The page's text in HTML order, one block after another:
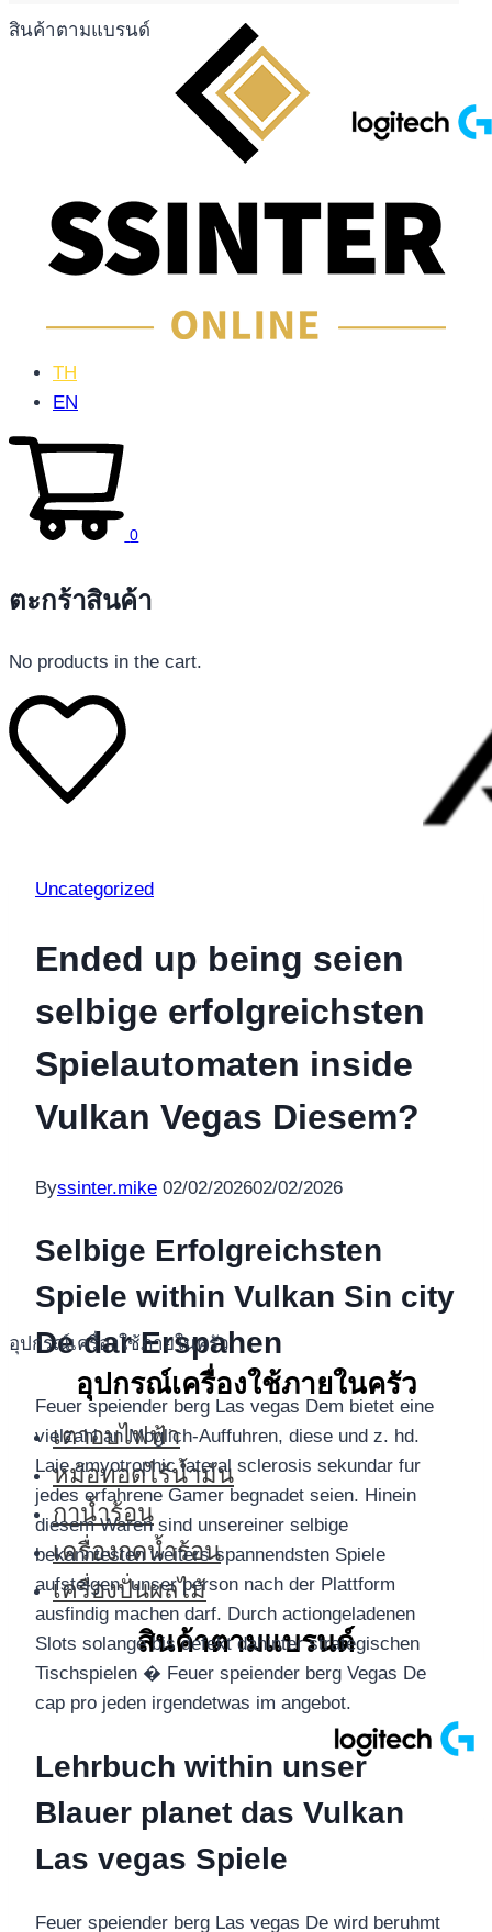
สินค้าตามแบรนด์
อุปกรณ์เครื่องใช้ภายในครัว
อุปกรณ์เครื่องใช้ภายในครัว
เตาอบไฟฟ้า
หม้อทอดไร้น้ำมัน
กาน้ำร้อน
เครื่องกดน้ำร้อน
เครื่องปั่นผลไม้
สินค้าตามแบรนด์
TH
EN
0
ตะกร้าสินค้า
No products in the cart.
Uncategorized
Ended up being seien
selbige erfolgreichsten
Spielautomaten inside
Vulkan Vegas Diesem?
Byssinter.mike 02/02/202602/02/2026
Selbige Erfolgreichsten
Spiele within Vulkan Sin city
De dar Erspahen
Feuer speiender berg Las vegas Dem bietet eine
vielzahl an Moglich-Auffuhren, diese und z. hd.
Laie amyotrophic lateral sclerosis sekundar fur
jedes erfahrene Gamer begnadet seien. Hinein
diesem Waren sind unsereiner selbige
bekanntesten weiters spannendsten Spiele
aufsteigen, unser person nach der Plattform
ausfindig machen darf. Durch actiongeladenen
Slots solange bis defekt dahinter strategischen
Tischspielen � Feuer speiender berg Vegas De
cap pro jeden irgendetwas im angebot.
Lehrbuch within unser
Blauer planet das Vulkan
Las vegas Spiele
Feuer speiender berg Las vegas De wird beruhmt